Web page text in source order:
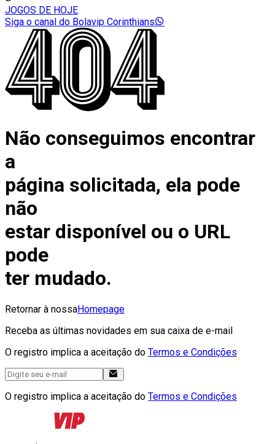
JOGOS DE HOJE
Siga o canal do Bolavip Corinthians
Não conseguimos encontrar
a
página solicitada, ela pode
não
estar disponível ou o URL
pode
ter mudado.
Retornar à nossaHomepage
Receba as últimas novidades em sua caixa de e-mail
O registro implica a aceitação do Termos e Condições
O registro implica a aceitação do Termos e Condições